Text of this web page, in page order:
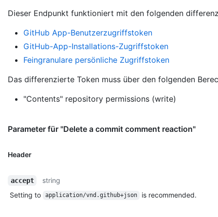
Dieser Endpunkt funktioniert mit den folgenden
GitHub App-Benutzerzugriffstoken
GitHub-App-Installations-Zugriffstoken
Feingranulare persönliche Zugriffstoken
Das differenzierte Token muss über den folgenden
"Contents" repository permissions (write)
Parameter für "Delete a commit comment reaction"
Header
accept
string
Setting to
application/vnd.github+json is recommended.